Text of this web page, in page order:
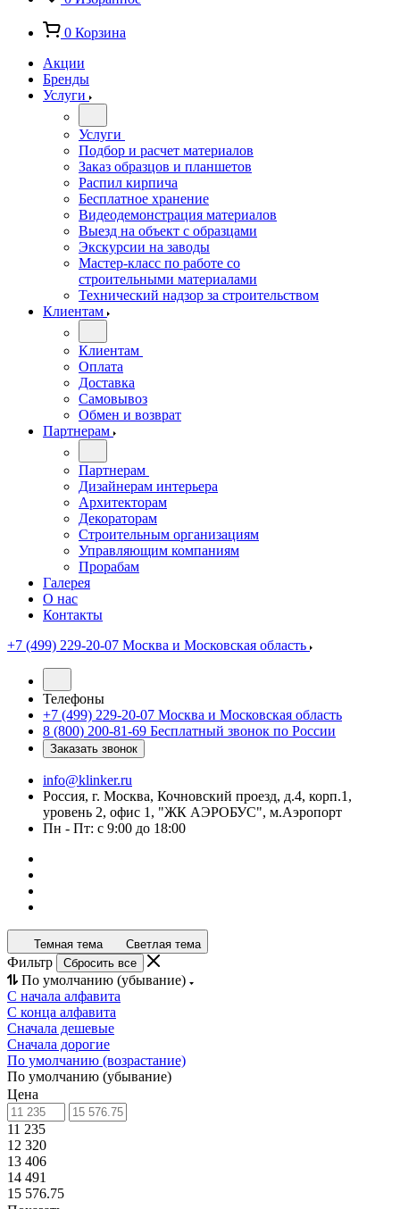
0 Корзина
Акции
Бренды
Услуги
Услуги
Подбор и расчет материалов
Заказ образцов и планшетов
Распил кирпича
Бесплатное хранение
Видеодемонстрация материалов
Выезд на объект с образцами
Экскурсии на заводы
Мастер-класс по работе со
строительными материалами
Технический надзор за строительством
Клиентам
Клиентам
Оплата
Доставка
Самовывоз
Обмен и возврат
Партнерам
Партнерам
Дизайнерам интерьера
Архитекторам
Декораторам
Строительным организациям
Управляющим компаниям
Прорабам
Галерея
О нас
Контакты
+7 (499) 229-20-07 Москва и Московская область
Телефоны
+7 (499) 229-20-07 Москва и Московская область
8 (800) 200-81-69 Бесплатный звонок по России
Заказать звонок
info@klinker.ru
Россия, г. Москва, Кочновский проезд, д.4, корп.1,
уровень 2, офис 1, "ЖК АЭРОБУС", м.Аэропорт
Пн - Пт: с 9:00 до 18:00
Темная тема Светлая тема
Фильтр Сбросить все
По умолчанию (убывание)
С начала алфавита
С конца алфавита
Сначала дешевые
Сначала дорогие
По умолчанию (возрастание)
По умолчанию (убывание)
Цена
11 235
12 320
13 406
14 491
15 576.75